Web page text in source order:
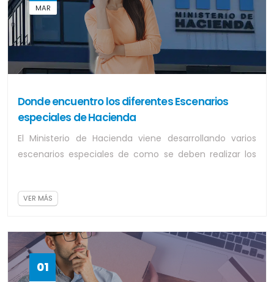
MAR
Donde encuentro los diferentes Escenarios
especiales de Hacienda
El Ministerio de Hacienda viene desarrollando varios
escenarios especiales de como se deben realizar los
VER MÁS
01